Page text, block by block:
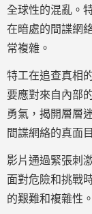
全球性的混亂。
在暗處的間諜網
常複雜。
特工在追查真相
要應對來自內部
勇氣，揭開層層
間諜網絡的真面
影片通過緊張刺
面對危險和挑戰
的艱難和複雜性。